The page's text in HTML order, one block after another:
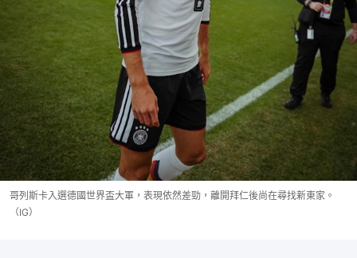
哥列斯卡入選德國世界盃大軍，表現依然差勁，離開拜仁後尚在尋找新東家。
（IG）